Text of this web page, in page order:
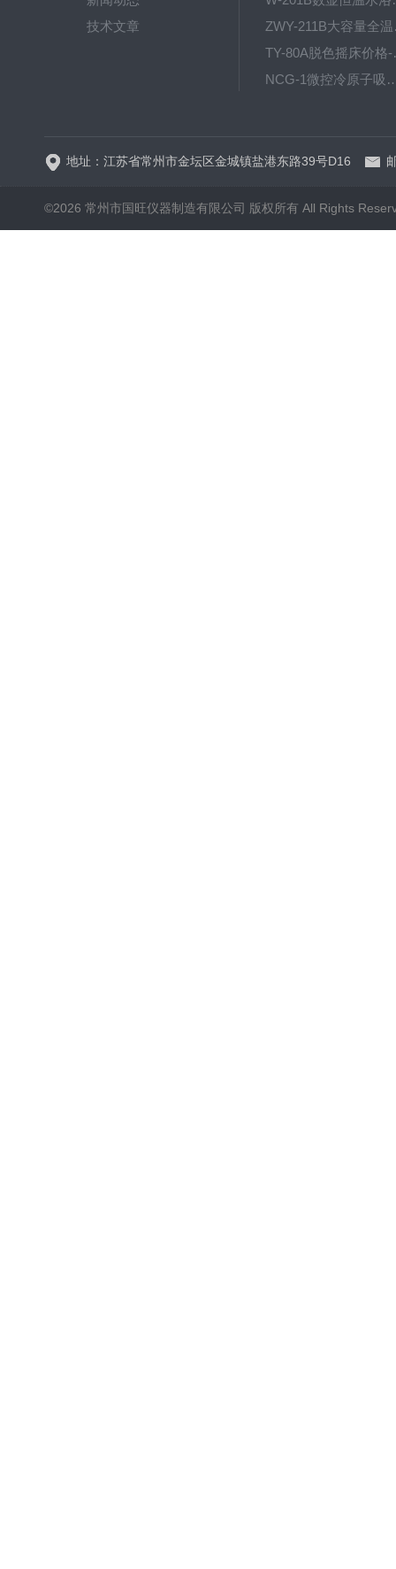
技术文章
TY-
NCG-1微控冷
地址：江苏省常州市金坛区金城镇盐港东路39号D16
©2026 常州市国旺仪器制造有限公司 版权所有 All Rights